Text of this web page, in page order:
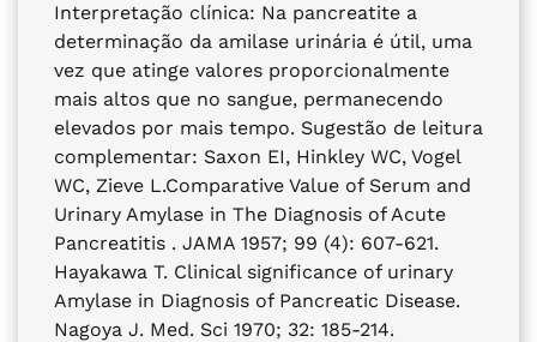
Interpretação clínica: Na pancreatite a
determinação da amilase urinária é útil, uma
vez que atinge valores proporcionalmente
mais altos que no sangue, permanecendo
elevados por mais tempo. Sugestão de leitura
complementar: Saxon EI, Hinkley WC, Vogel
WC, Zieve L.Comparative Value of Serum and
Urinary Amylase in The Diagnosis of Acute
Pancreatitis . JAMA 1957; 99 (4): 607-621.
Hayakawa T. Clinical significance of urinary
Amylase in Diagnosis of Pancreatic Disease.
Nagoya J. Med. Sci 1970; 32: 185-214.